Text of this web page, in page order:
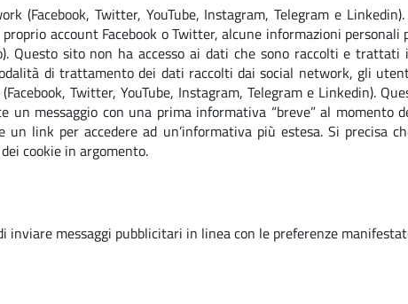
(Facebook, Twitter, YouTube, Instagram, Telegram e
account Facebook o Twitter, alcune informazioni
Questo sito non ha accesso ai dati che sono raccolti e
di trattamento dei dati raccolti dai social network, gli
Twitter, YouTube, Instagram, Telegram e Linkedin).
messaggio con una prima informativa “breve” al momento
link per accedere ad un’informativa più estesa. Si precisa
cookie in argomento.
inviare messaggi pubblicitari in linea con le preferenze